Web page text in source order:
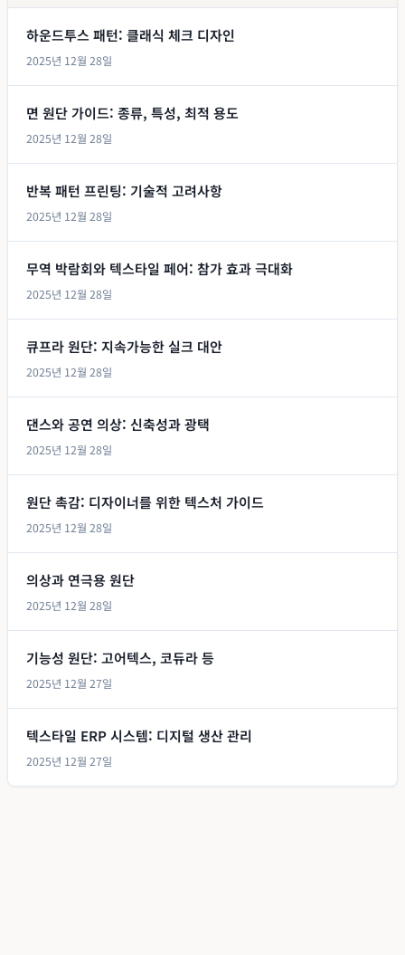
하운드투스 패턴: 클래식 체크 디자인
2025년 12월 28일
면 원단 가이드: 종류, 특성, 최적 용도
2025년 12월 28일
반복 패턴 프린팅: 기술적 고려사항
2025년 12월 28일
무역 박람회와 텍스타일 페어: 참가 효과 극대화
2025년 12월 28일
큐프라 원단: 지속가능한 실크 대안
2025년 12월 28일
댄스와 공연 의상: 신축성과 광택
2025년 12월 28일
원단 촉감: 디자이너를 위한 텍스처 가이드
2025년 12월 28일
의상과 연극용 원단
2025년 12월 28일
기능성 원단: 고어텍스, 코듀라 등
2025년 12월 27일
텍스타일 ERP 시스템: 디지털 생산 관리
2025년 12월 27일